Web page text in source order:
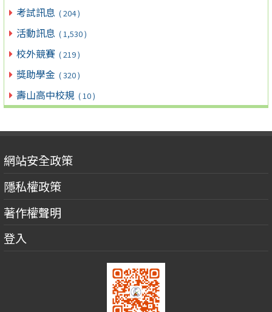
考試訊息 ( 204 )
活動訊息 ( 1,530 )
校外競賽 ( 219 )
獎助學金 ( 320 )
壽山高中校規 ( 10 )
網站安全政策
隱私權政策
著作權聲明
登入